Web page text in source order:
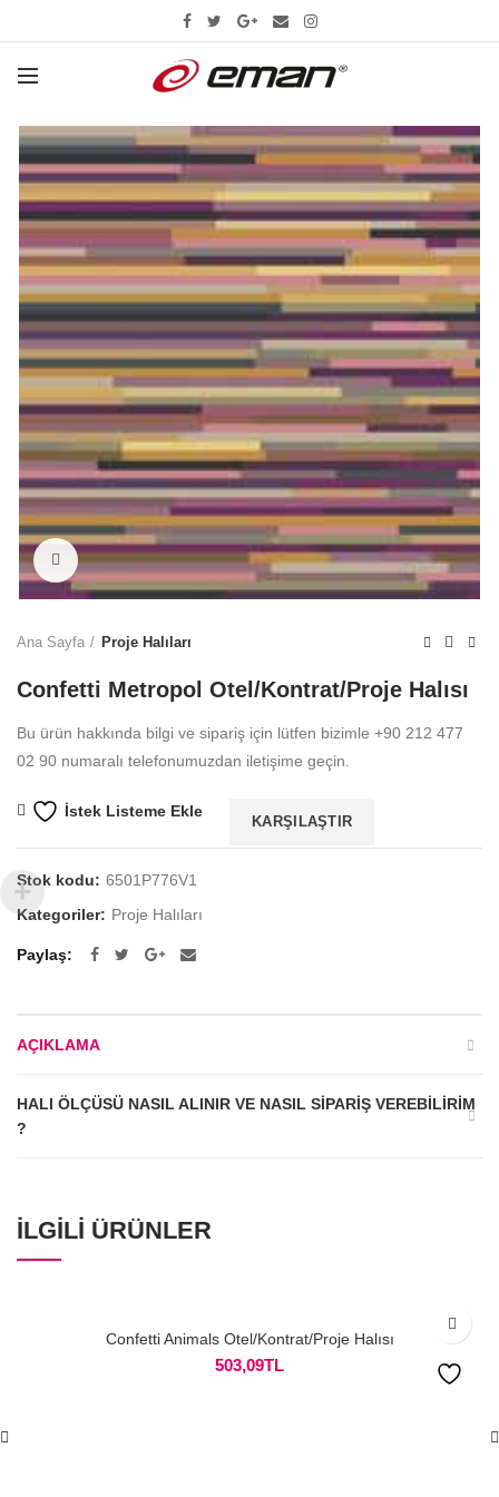
Büyütmek için tıklayın
Ana Sayfa Proje Halıları
Confetti Metropol Otel/Kontrat/Proje Halısı
Bu ürün hakkında bilgi ve sipariş için lütfen bizimle +90 212 477
02 90 numaralı telefonumuzdan iletişime geçin.
İstek Listeme Ekle
KARŞILAŞTIR
Stok kodu: 6501P776V1
Kategoriler: Proje Halıları
Paylaş
AÇIKLAMA
HALI ÖLÇÜSÜ NASIL ALINIR VE NASIL SIPARIŞ VEREBILIRIM
?
İLGILI ÜRÜNLER
Confetti Animals Otel/Kontrat/Proje Halısı
503,09TL